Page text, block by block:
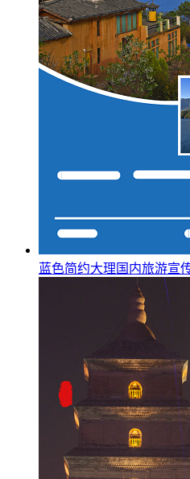
蓝色简约大理国内旅游宣